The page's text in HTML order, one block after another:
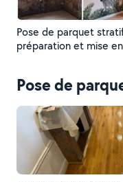
Pose de parquet
préparation et mise en
Pose de